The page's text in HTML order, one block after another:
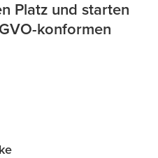
Platz und starten
konformen